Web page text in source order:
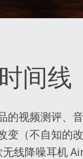
间线
的视频测评、
变（不自知的
无线降噪耳机